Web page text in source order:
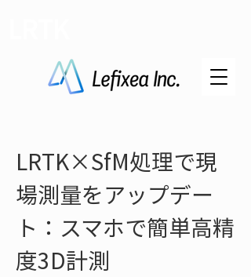
LRTK×SfM処理で現
場測量をアップデー
ト：スマホで簡単高精
度3D計測